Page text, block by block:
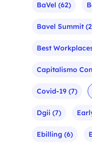
BaVel (62)
Bavel Summit
Best
Capitalismo
Covid-19 (7)
Dgii (7)
Ebilling (6)